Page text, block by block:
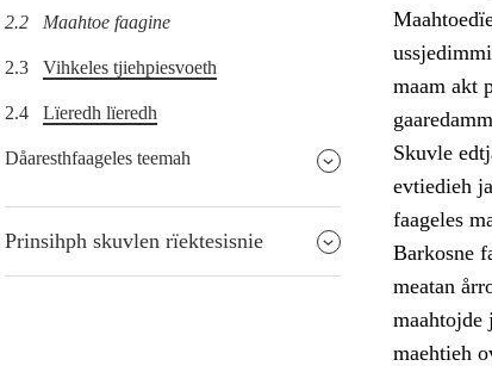
2.2 Maahtoe faagine
2.3 Vihkeles tjiehpiesvoeth
2.4 Lïeredh lïeredh
Dåaresthfaageles teemah
Prinsihph skuvlen rïektesisnie
maam akt
Skuvle
evtiedieh
faageles
Barkosne
meatan
maahtojde
maehtieh